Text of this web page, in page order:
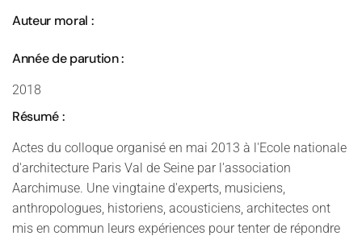
Auteur moral :
Année de parution :
2018
Résumé :
Actes du colloque organisé en mai 2013 à l'Ecole nationale
d'architecture Paris Val de Seine par l'association
Aarchimuse. Une vingtaine d'experts, musiciens,
anthropologues, historiens, acousticiens, architectes ont
mis en commun leurs expériences pour tenter de répondre